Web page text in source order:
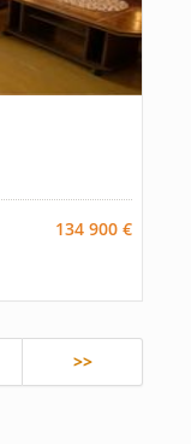
134 900 €
>>